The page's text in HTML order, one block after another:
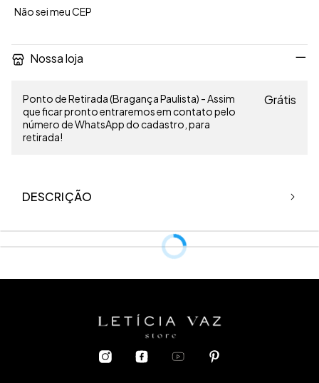
Não sei meu CEP
Nossa loja
Ponto de Retirada (Bragança Paulista) - Assim
que ficar pronto entraremos em contato pelo
número de WhatsApp do cadastro, para
retirada!
Grátis
DESCRIÇÃO